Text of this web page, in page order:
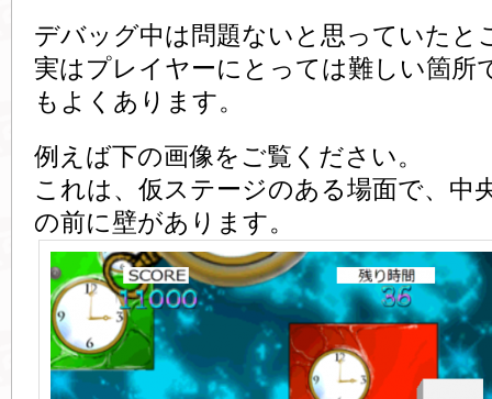
デバッグ中は問題ないと思っていたと
実はプレイヤーにとっては難しい箇所
もよくあります。
例えば下の画像をご覧ください。
これは、仮ステージのある場面で、中
の前に壁があります。